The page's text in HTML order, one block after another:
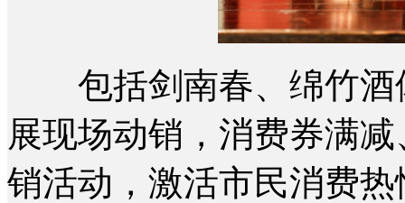
包括剑南春、绵竹酒
展现场动销，消费券满
销活动，激活市民消费热